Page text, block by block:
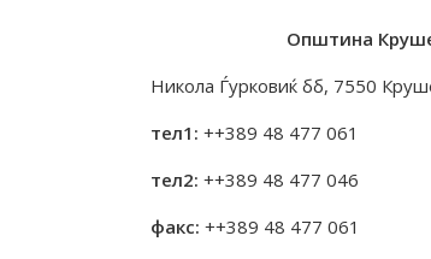
Општина
Никола Ѓурковиќ бб, 7550
тел1: ++389 48 477 061
тел2: ++389 48 477 046
факс: ++389 48 477 061